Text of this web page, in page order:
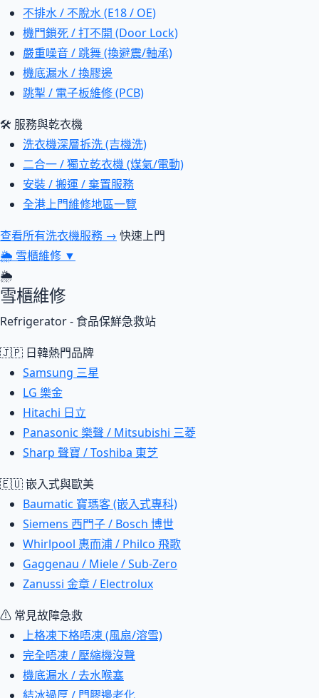
不排水 / 不脫水 (E18 / OE)
機門鎖死 / 打不開 (Door Lock)
嚴重噪音 / 跳舞 (換避震/軸承)
機底漏水 / 換膠邊
跳掣 / 電子板維修 (PCB)
🛠 服務與乾衣機
洗衣機深層拆洗 (吉機洗)
二合一 / 獨立乾衣機 (煤氣/電動)
安裝 / 搬運 / 棄置服務
全港上門維修地區一覽
查看所有洗衣機服務 → 快速上門
🌦 雪櫃維修 ▼
🌦
雪櫃維修
Refrigerator - 食品保鮮急救站
🇯🇵 日韓熱門品牌
Samsung 三星
LG 樂金
Hitachi 日立
Panasonic 樂聲 / Mitsubishi 三菱
Sharp 聲寶 / Toshiba 東芝
🇪🇺 嵌入式與歐美
Baumatic 寶瑪客 (嵌入式專科)
Siemens 西門子 / Bosch 博世
Whirlpool 惠而浦 / Philco 飛歌
Gaggenau / Miele / Sub-Zero
Zanussi 金章 / Electrolux
⚠ 常見故障急救
上格凍下格唔凍 (風扇/溶雪)
完全唔凍 / 壓縮機沒聲
機底漏水 / 去水喉塞